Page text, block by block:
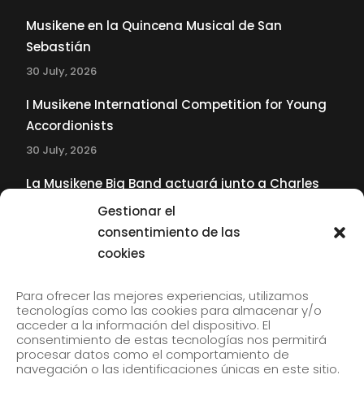
Gestionar el
consentimiento de las
cookies
Para ofrecer las mejores experiencias, utilizamos
tecnologías como las cookies para almacenar y/o
acceder a la información del dispositivo. El
consentimiento de estas tecnologías nos permitirá
procesar datos como el comportamiento de
navegación o las identificaciones únicas en este sitio.
Musikene en la Quincena Musical de San
Sebastián
30 July, 2026
I Musikene International Competition for Young
Accordionists
30 July, 2026
La Musikene Big Band actuará junto a Charles
Tolliver en el 61 Jazzaldia
Subscribe to our newsletter to receive our news by
email.